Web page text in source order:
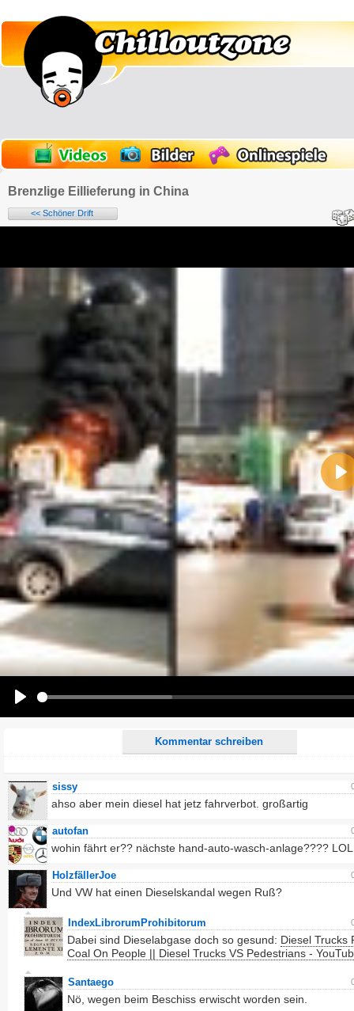
Brenzlige Eillieferung in China
<< Schöner Drift
Kommentar schreiben
Name:
E-Mail-Adresse (optional):
Kommentar:
Alle HTML-Tags außer <br>, <strike> und <i> werden aus Deinem Kommentar entfernt.
URLs werden automatisch umgewandelt. Bitte verwende "www." oder "http://" in URLs
Ich möchte eine E-Mail, wenn auf dieser Seite weitere Kommentare erscheinen.
sissy
ahso aber mein diesel hat jetz fahrverbot. großartig
autofan
wohin fährt er?? nächste hand-auto-wasch-anlage????
HolzfällerJoe
Und VW hat einen Dieselskandal wegen Ruß?
IndexLibrorumProhibitorum
Dabei sind Dieselabgase doch so gesund: Diesel Trucks
Coal On People || Diesel Trucks VS Pedestrians -
Santaego
Nö, wegen beim Beschiss erwischt worden sein.